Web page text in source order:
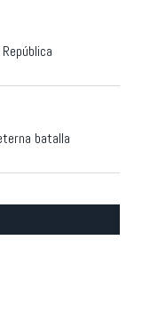
batalla